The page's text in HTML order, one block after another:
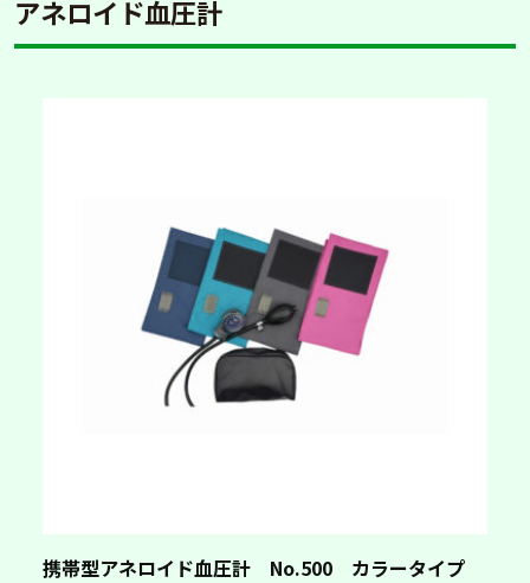
アネロイド血圧計
携帯型アネロイド血圧計 No.500 カラータイプ